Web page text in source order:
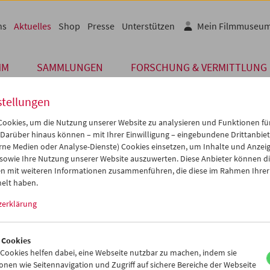
SAMMLUNGEN FORSCHUNG & VERMITTLUNG
Aktuelles Shop Presse Unterstützen Mein
2017
on location: Diagonale
der Diagonale kuratiert das Österreichische Filmmuseum
Der heurige Themenschwerpunkt ist dem
Drifters" geht von jenem Moment aus, als mit der Besetzung der
1976 Pop, Film und politische Haltung einander in besonderer
um die Nutzung unserer Website zu analysieren und Funktionen
hinaus können – mit Ihrer Einwilligung – eingebundene
Medien oder Analyse-Dienste) Cookies einsetzen, um Inhalte und
Ihre Nutzung unserer Website auszuwerten. Diese Anbieter können
mit weiteren Informationen zusammenführen, die diese im Rahmen
haben.
helfen dabei, eine Webseite nutzbar zu machen, indem sie
wie Seitennavigation und Zugriff auf sichere Bereiche der Webseite